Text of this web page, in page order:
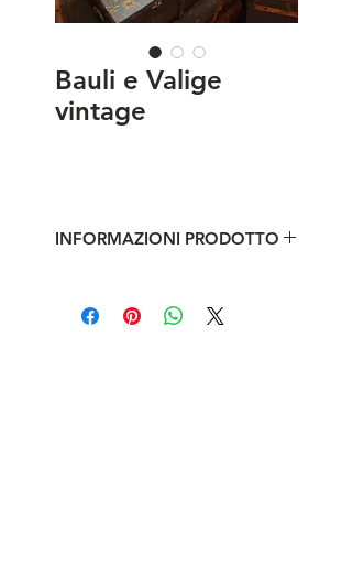
Bauli e Valige
vintage
INFORMAZIONI PRODOTTO
dimensioni e colori